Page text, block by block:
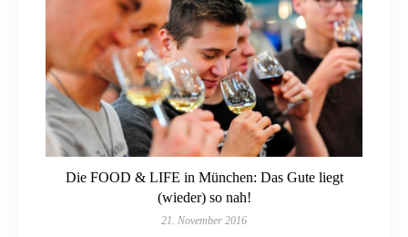
Die FOOD & LIFE in München: Das Gute liegt
(wieder) so nah!
21. November 2016